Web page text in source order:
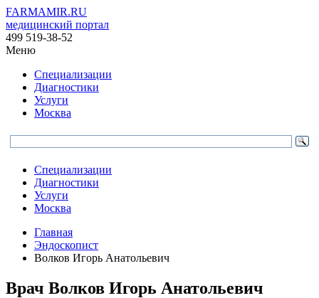
FARMAMIR.RU
медицинский портал
499 519-38-52
Меню
Специализации
Диагностики
Услуги
Москва
Специализации
Диагностики
Услуги
Москва
Главная
Эндоскопист
Волков Игорь Анатольевич
Врач Волков Игорь Анатольевич